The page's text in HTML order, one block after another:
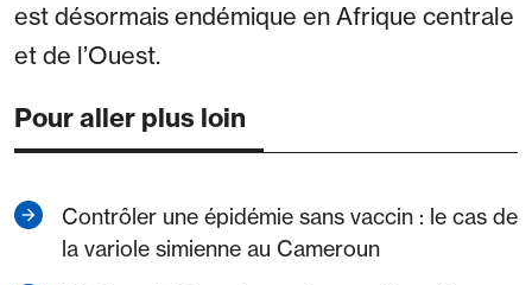
est désormais endémique en Afrique centrale
et de l’Ouest.
Pour aller plus loin
Contrôler une épidémie sans vaccin : le cas de
la variole simienne au Cameroun